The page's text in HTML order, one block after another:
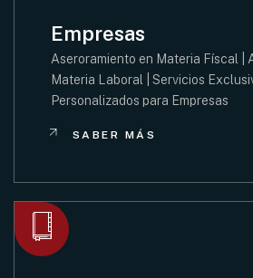
Empresas
Aseroramiento en Materia Físcal |
Materia Laboral | Servicios
Personalizados para Empresas
SABER MÁS